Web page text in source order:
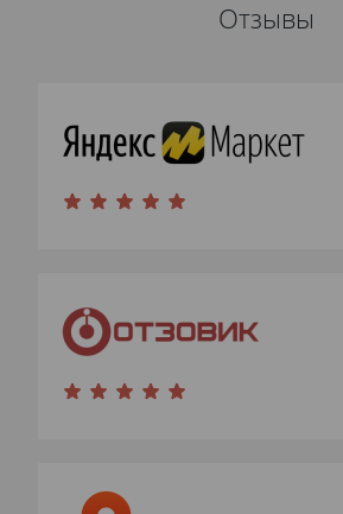
Отзывы